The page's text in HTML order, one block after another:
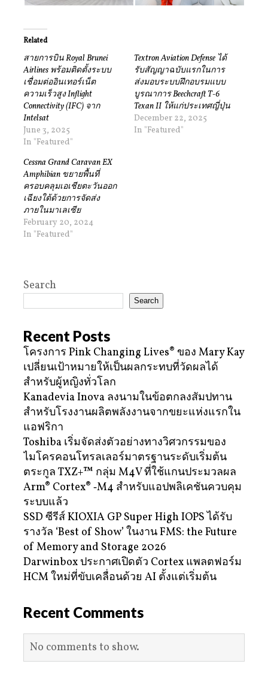
Related
สายการบิน Royal Brunei
Airlines พร้อมติดตั้งระบบ
เชื่อมต่ออินเทอร์เน็ต
ความเร็วสูง Inflight
Connectivity (IFC) จาก
Intelsat
June 3, 2025
In "Featured"
Textron Aviation Defense ได้
รับสัญญาฉบับแรกในการ
ส่งมอบระบบฝึกอบรมแบบ
บูรณาการ Beechcraft T-6
Texan II ให้แก่ประเทศญี่ปุ่น
December 22, 2025
In "Featured"
Cessna Grand Caravan EX
Amphibian ขยายพื้นที่
ครอบคลุมเอเชียตะวันออก
เฉียงใต้ด้วยการจัดส่ง
ภายในมาเลเซีย
February 20, 2024
In "Featured"
Search
Search
Recent Posts
โครงการ Pink Changing Lives® ของ Mary Kay
เปลี่ยนเป้าหมายให้เป็นผลกระทบที่วัดผลได้
สำหรับผู้หญิงทั่วโลก
Kanadevia Inova ลงนามในข้อตกลงสัมปทาน
สำหรับโรงงานผลิตพลังงานจากขยะแห่งแรกใน
แอฟริกา
Toshiba เริ่มจัดส่งตัวอย่างทางวิศวกรรมของ
ไมโครคอนโทรลเลอร์มาตรฐานระดับเริ่มต้น
ตระกูล TXZ+™ กลุ่ม M4V ที่ใช้แกนประมวลผล
Arm® Cortex® ‑M4 สำหรับแอปพลิเคชันควบคุม
ระบบแล้ว
SSD ซีรีส์ KIOXIA GP Super High IOPS ได้รับ
รางวัล ‘Best of Show’ ในงาน FMS: the Future
of Memory and Storage 2026
Darwinbox ประกาศเปิดตัว Cortex แพลตฟอร์ม
HCM ใหม่ที่ขับเคลื่อนด้วย AI ตั้งแต่เริ่มต้น
Recent Comments
No comments to show.